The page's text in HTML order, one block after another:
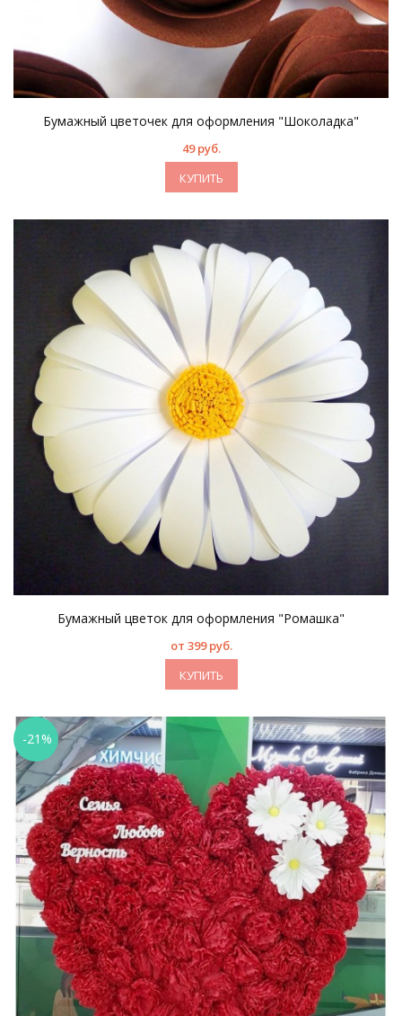
Бумажный цветочек для оформления "Шоколадка"
49 руб.
КУПИТЬ
Бумажный цветок для оформления "Ромашка"
от 399 руб.
КУПИТЬ
-21%